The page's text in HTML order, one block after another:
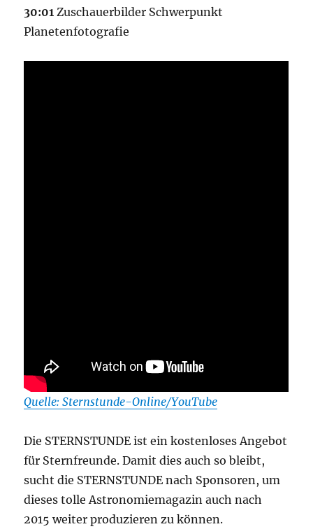
30:01 Zuschauerbilder Schwerpunkt
Planetenfotografie
Quelle: Sternstunde-Online/YouTube
Die STERNSTUNDE ist ein kostenloses Angebot
für Sternfreunde. Damit dies auch so bleibt,
sucht die STERNSTUNDE nach Sponsoren, um
dieses tolle Astronomiemagazin auch nach
2015 weiter produzieren zu können.